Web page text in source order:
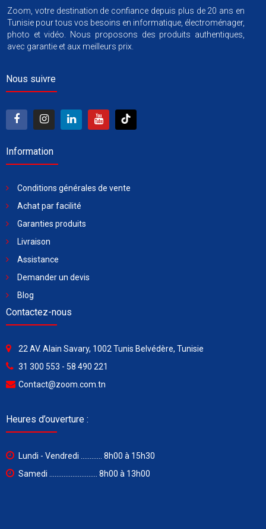
Zoom, votre destination de confiance depuis plus de 20 ans en
Tunisie pour tous vos besoins en informatique, électroménager,
photo et vidéo. Nous proposons des produits authentiques,
avec garantie et aux meilleurs prix.
Nous suivre
Information
Conditions générales de vente
Achat par facilité
Garanties produits
Livraison
Assistance
Demander un devis
Blog
Contactez-nous
22 AV. Alain Savary, 1002 Tunis Belvédère, Tunisie
31 300 553 - 58 490 221
Contact@zoom.com.tn
Heures d’ouverture :
Lundi - Vendredi ............ 8h00 à 15h30
Samedi ........................... 8h00 à 13h00